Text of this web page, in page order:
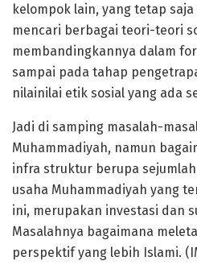
kelompok lain, yang tetap
mencari berbagai teori-teori
membandingkannya dalam
sampai pada tahap
nilainilai etik sosial yang ada
Jadi di samping masalah-
Muhammadiyah, namun
infra struktur berupa
usaha Muhammadiyah yang
ini, merupakan investasi dan
Masalahnya bagaimana
perspektif yang lebih Islami.